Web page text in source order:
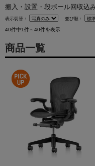
搬入・設置・段ボール回収込
表示切替： 並び順：
40件中1件～40件を表示
商品一覧